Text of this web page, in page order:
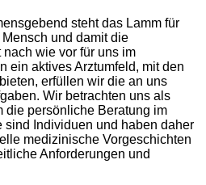
steht das Lamm für
und damit die
wie vor für uns im
ein aktives Arztumfeld, mit den
erfüllen wir die an uns
Wir betrachten uns als
die persönliche Beratung im
sind Individuen und haben daher
medizinische Vorgeschichten
Anforderungen und